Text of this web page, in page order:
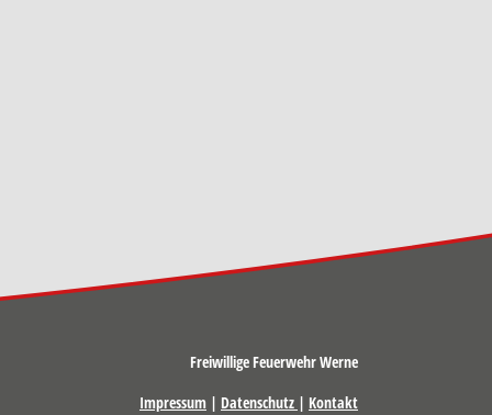
Freiwillige Feuerwehr Werne
Impressum | Datenschutz | Kontakt